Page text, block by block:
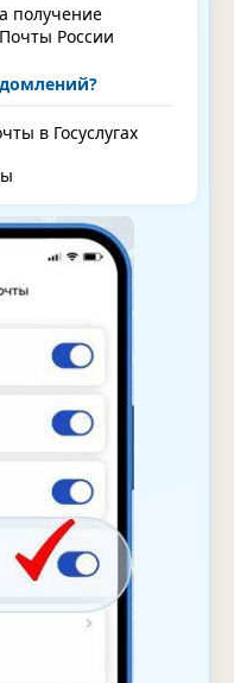
получение
России
в Госуслугах